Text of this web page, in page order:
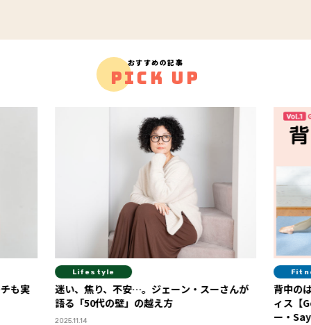
おすすめの記事
PICK UP
さんが
Fitness
背中のはみ肉解消！ 紙皿１枚でできるピラテ
ィス【Google本社エグゼクティブトレーナ
ー・Sayaさん直伝】 Vol.１
セ
感！ 「FYTTEウェルネスデイ」イ
ート